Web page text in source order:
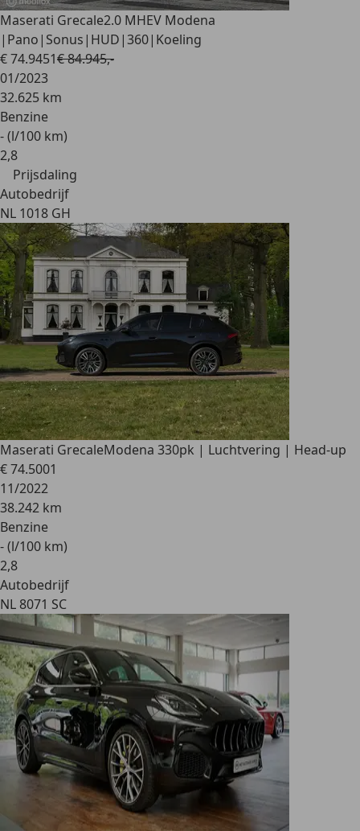
Maserati Grecale2.0 MHEV Modena
|Pano|Sonus|HUD|360|Koeling
€ 74.9451€ 84.945,-
01/2023
32.625 km
Benzine
- (l/100 km)
2,8
Prijsdaling
Autobedrijf
NL 1018 GH
Maserati GrecaleModena 330pk | Luchtvering | Head-up
€ 74.5001
11/2022
38.242 km
Benzine
- (l/100 km)
2,8
Autobedrijf
NL 8071 SC